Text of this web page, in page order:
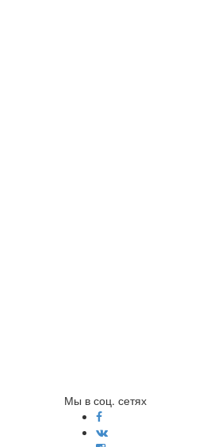
Мы в соц. сетях